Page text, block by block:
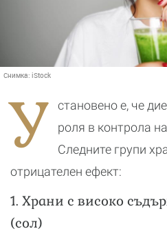
Снимка: iStock
У
становено е, че
роля в контрола
Следните групи
отрицателен ефект:
1. Храни с високо
(сол)